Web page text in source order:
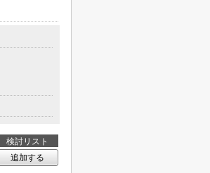
検討リスト
追加する